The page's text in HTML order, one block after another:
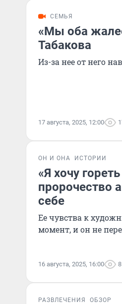
СЕМЬЯ
«Мы оба
Табакова
Из-за нее от него
17 августа, 2025, 12:00
ОН И ОНА ИСТОРИИ
«Я хочу
пророчество
себе
Ее чувства к
момент, и он не
16 августа, 2025, 16:00
РАЗВЛЕЧЕНИЯ ОБЗОР